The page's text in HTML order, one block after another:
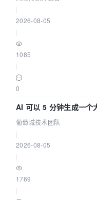
2026-08-05
1085
0
AI 可以 5 分钟生成一个
葡萄城技术团队
2026-08-05
1769